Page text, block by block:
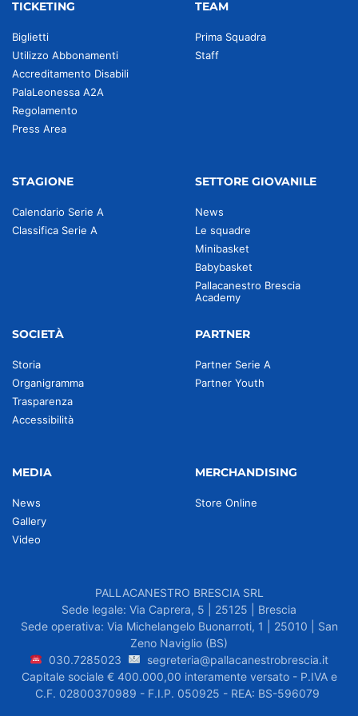
TICKETING
Biglietti
Utilizzo Abbonamenti
Accreditamento Disabili
PalaLeonessa A2A
Regolamento
Press Area
TEAM
Prima Squadra
Staff
STAGIONE
Calendario Serie A
Classifica Serie A
SETTORE GIOVANILE
News
Le squadre
Minibasket
Babybasket
Pallacanestro Brescia
Academy
SOCIETÀ
Storia
Organigramma
Trasparenza
Accessibilità
PARTNER
Partner Serie A
Partner Youth
MEDIA
News
Gallery
Video
MERCHANDISING
Store Online
PALLACANESTRO BRESCIA SRL
Sede legale: Via Caprera, 5 | 25125 | Brescia
Sede operativa: Via Michelangelo Buonarroti, 1 | 25010 | San
Zeno Naviglio (BS)
030.7285023
segreteria@pallacanestrobrescia.it
Capitale sociale € 400.000,00 interamente versato - P.IVA e
C.F. 02800370989 - F.I.P. 050925 - REA: BS-596079